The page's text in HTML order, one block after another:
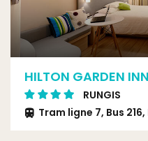
HILTON GARDEN
RUNGIS
Tram ligne 7, Bus